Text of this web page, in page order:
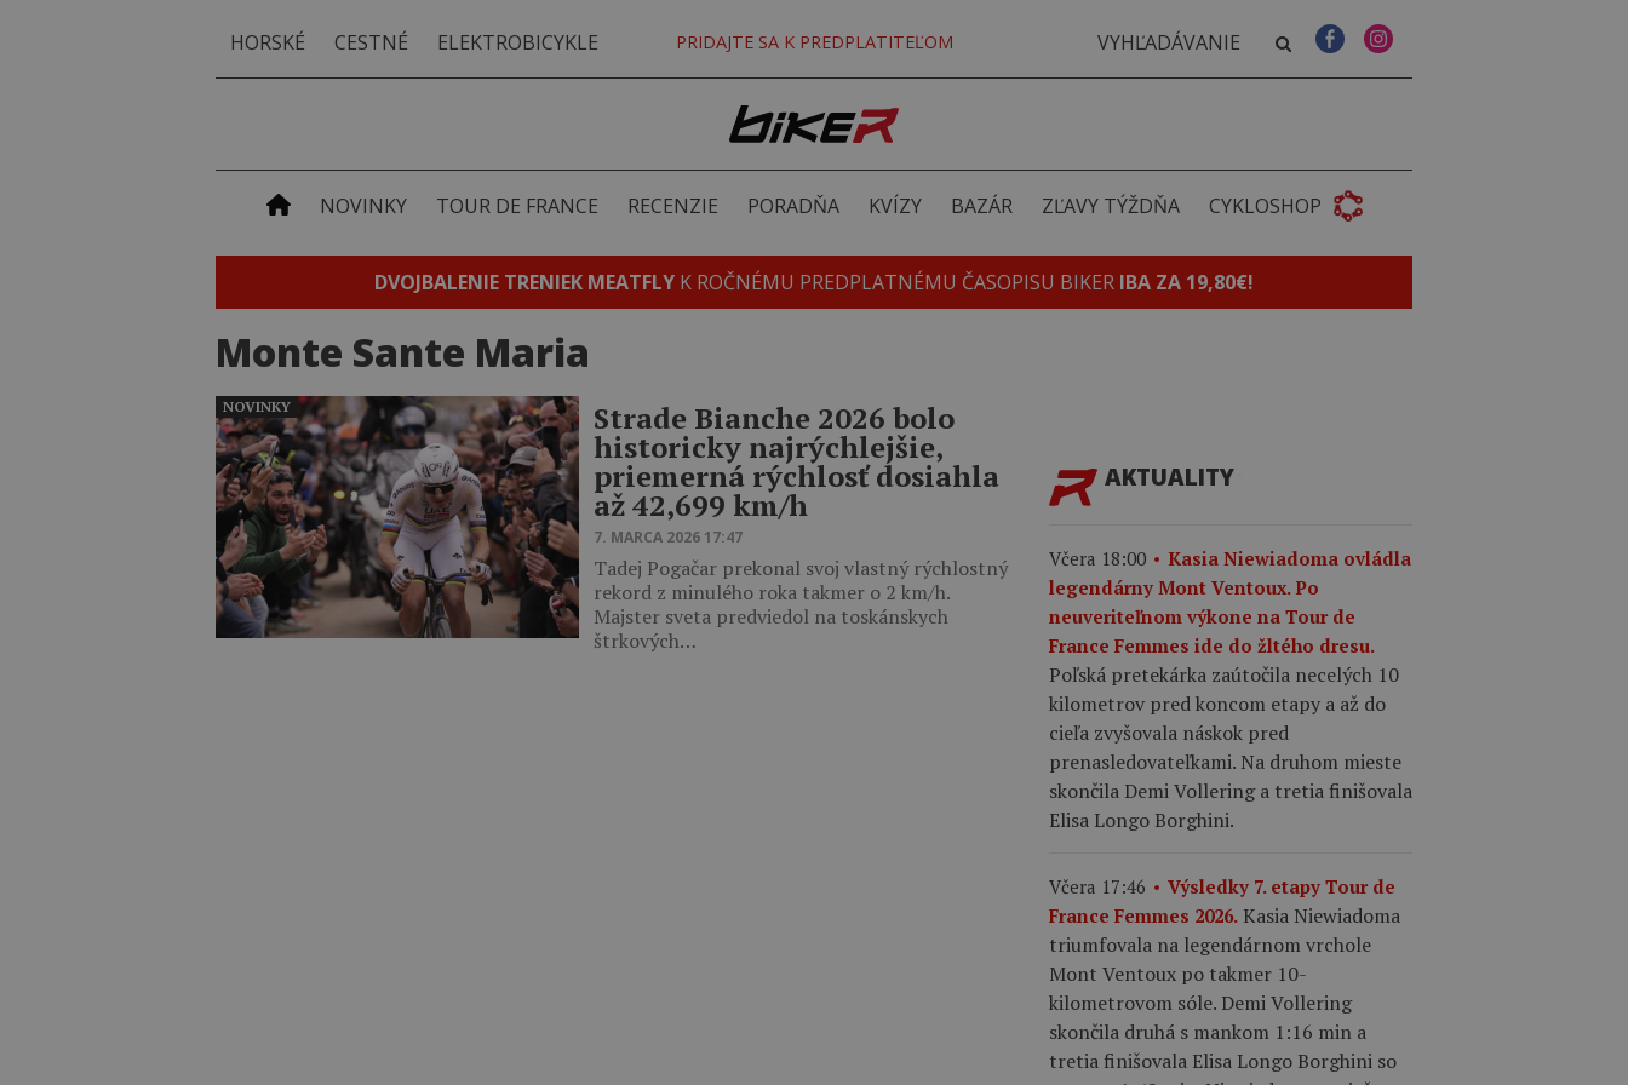
HORSKÉ CESTNÉ ELEKTROBICYKLE PRIDAJTE SA K PREDPLATITEĽOM
NOVINKY TOUR DE FRANCE RECENZIE PORADŇA KVÍZY BAZÁR ZĽAVY TÝŽDŇA CYKLOSHOP
DVOJBALENIE TRENIEK MEATFLY K ROČNÉMU PREDPLATNÉMU ČASOPISU BIKER IBA ZA 19,80€!
Monte Sante Maria
Strade Bianche 2026 bolo
historicky najrýchlejšie,
priemerná rýchlosť dosiahla
až 42,699 km/h
7. MARCA 2026 17:47
Tadej Pogačar prekonal svoj vlastný rýchlostný
rekord z minulého roka takmer o 2 km/h.
Majster sveta predviedol na toskánskych
štrkových…
NOVINKY
AKTUALITY
Včera 18:00
Kasia Niewiadoma ovládla
legendárny Mont Ventoux. Po
neuveriteľnom výkone na Tour de
France Femmes ide do žltého dresu.
Poľská pretekárka zaútočila necelých 10
kilometrov pred koncom etapy a až do
cieľa zvyšovala náskok pred
prenasledovateľkami. Na druhom mieste
skončila Demi Vollering a tretia finišovala
Elisa Longo Borghini.
Včera 17:46
Výsledky 7. etapy Tour de
France Femmes 2026. Kasia Niewiadoma
triumfovala na legendárnom vrchole
Mont Ventoux po takmer 10-
kilometrovom sóle. Demi Vollering
skončila druhá s mankom 1:16 min a
tretia finišovala Elisa Longo Borghini so